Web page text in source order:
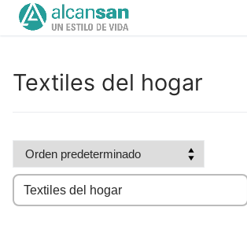
Buscar:
Textiles del hogar